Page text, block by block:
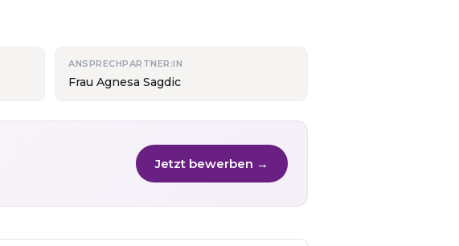
ANSPRECHPARTNER:IN
Frau Agnesa Sagdic
Jetzt bewerben →